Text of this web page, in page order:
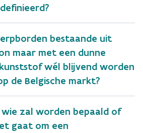
bestaande uit
maar met een dunne
kunststof wél blijvend worden
de Belgische markt?
zal worden bepaald of
gaat om een